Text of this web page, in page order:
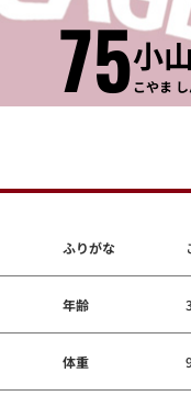
75小
こやま
ふりがな
年齢
体重